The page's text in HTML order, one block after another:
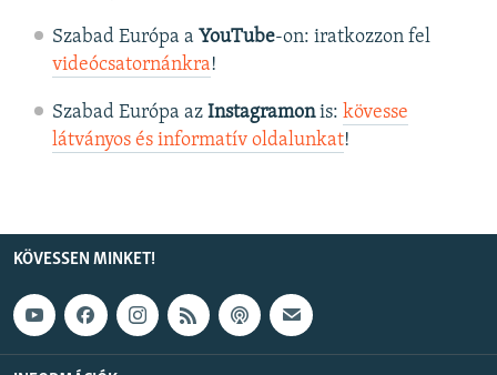
Szabad Európa a YouTube-on: iratkozzon fel
videócsatornánkra!
Szabad Európa az Instagramonis: kövesse
látványos és informatív oldalunkat! ​
KÖVESSEN MINKET!